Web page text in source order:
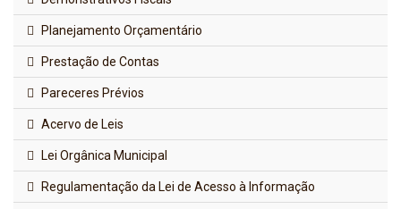
Planejamento Orçamentário
Prestação de Contas
Pareceres Prévios
Acervo de Leis
Lei Orgânica Municipal
Regulamentação da Lei de Acesso à Informação